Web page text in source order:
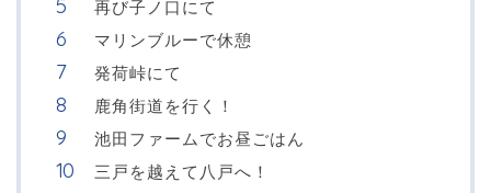
再び子ノ口にて
マリンブルーで休憩
発荷峠にて
鹿角街道を行く！
池田ファームでお昼ごはん
三戸を越えて八戸へ！